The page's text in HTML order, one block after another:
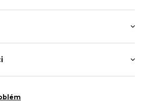
pas
Polyester - PES, 2% Elastan